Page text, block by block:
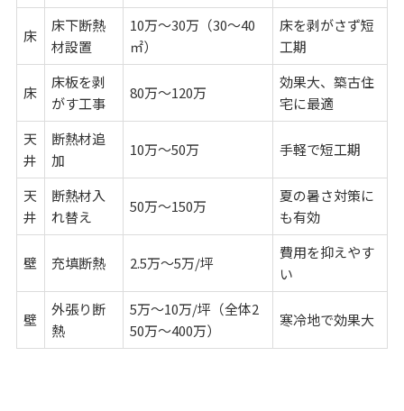
床
床下断熱
材設置
10万～30万（30～40
㎡）
床を剥がさず短
工期
床
床板を剥
がす工事
80万～120万
効果大、築古住
宅に最適
天
井
断熱材追
加
10万～50万 手軽で短工期
天
井
断熱材入
れ替え
50万～150万
夏の暑さ対策に
も有効
壁 充填断熱 2.5万～5万/坪
費用を抑えやす
い
壁
外張り断
熱
5万～10万/坪（全体2
50万～400万）
寒冷地で効果大